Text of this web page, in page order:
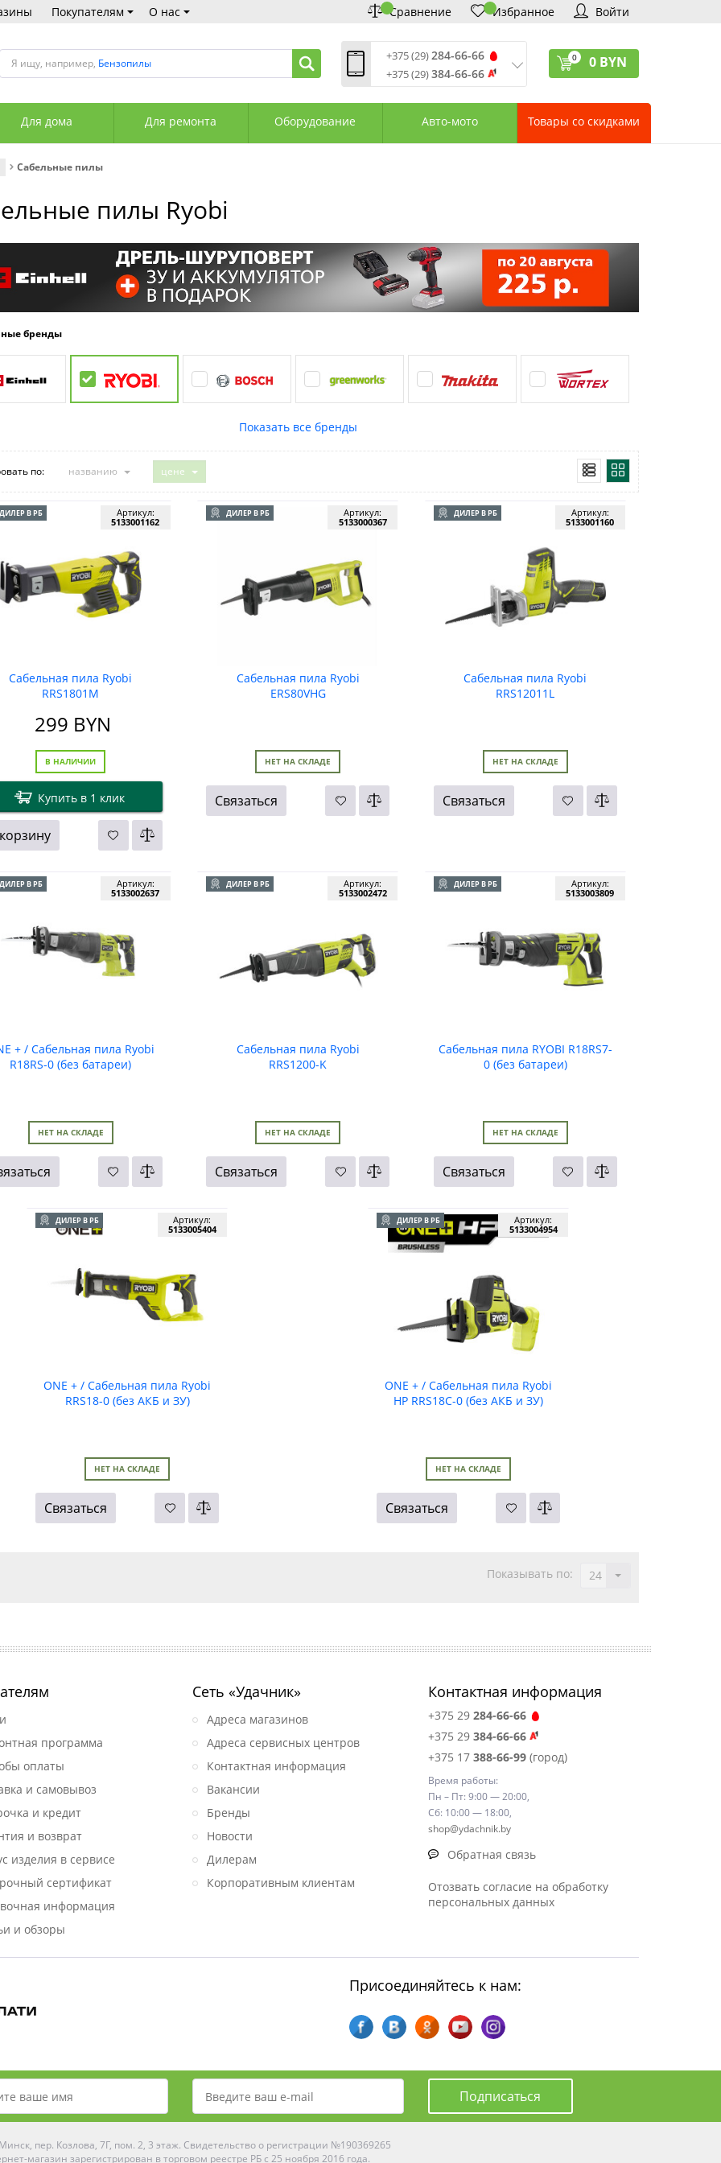
Покупателям О нас Сравнение Избранное Войти
Я ищу, например, Бензопилы +375 (29)284-66-66
+375 (29)384-66-66
Сб: 10:00—18:00
Контактная информация
0 0 BYN
Для дома Для ремонта Оборудование Авто-мото Товары со скидками
Сабельные пилы
пилы Ryobi
бренды
по: названию цене
В РБ
Сабельная пила Ryobi
RRS1801M
Артикул:
5133001162
299 BYN
В НАЛИЧИИ
Купить в 1 клик
ДИЛЕР В РБ
Сабельная пила Ryobi
ERS80VHG
Артикул:
5133000367
НЕТ НА СКЛАДЕ
Связаться
ДИЛЕР В РБ
Сабельная пила Ryobi
RRS12011L
Артикул:
5133001160
НЕТ НА СКЛАДЕ
Связаться
В РБ
+ / Сабельная пила Ryobi
R18RS-0 (без батареи)
Артикул:
5133002637
НЕТ НА СКЛАДЕ
ДИЛЕР В РБ
Сабельная пила Ryobi
RRS1200-K
Артикул:
5133002472
НЕТ НА СКЛАДЕ
Связаться
ДИЛЕР В РБ
Сабельная пила RYOBI R18RS7-
0 (без батареи)
Артикул:
5133003809
НЕТ НА СКЛАДЕ
Связаться
ДИЛЕР В РБ
ONE + / Сабельная пила Ryobi
RRS18-0 (без АКБ и ЗУ)
Артикул:
5133005404
НЕТ НА СКЛАДЕ
Связаться
ДИЛЕР В РБ
ONE + / Сабельная пила Ryobi
HP RRS18C-0 (без АКБ и ЗУ)
Артикул:
5133004954
НЕТ НА СКЛАДЕ
Связаться
Показывать по: 24
программа
оплаты
и самовывоз
и кредит
и возврат
изделия в сервисе
сертификат
информация
и обзоры
Сеть «Удачник»
Адреса магазинов
Адреса сервисных центров
Контактная информация
Вакансии
Бренды
Новости
Дилерам
Корпоративным клиентам
Контактная информация
+375 29 284-66-66
+375 29 384-66-66
+375 17 388-66-99(город)
Время работы:
Пн – Пт: 9:00 — 20:00,
Сб: 10:00 — 18:00,
shop@ydachnik.by
Обратная связь
Отозвать согласие на обработку
персональных данных
Присоединяйтесь к нам:
Подписаться
пер. Козлова, 7Г, пом. 2, 3 этаж. Свидетельство о регистрации №190369265
магазин зарегистрирован в торговом реестре РБ с 25 ноября 2016 года.